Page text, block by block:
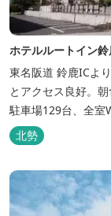
ホテルルートイン
東名阪道 鈴鹿ICよ
とアクセス良好。
駐車場129台、全室
快適なホテルライフ
北勢